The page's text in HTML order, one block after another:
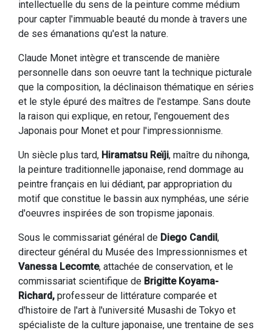
intellectuelle du sens de la peinture comme médium
pour capter l'immuable beauté du monde à travers une
de ses émanations qu'est la nature.
Claude Monet intègre et transcende de manière
personnelle dans son oeuvre tant la technique picturale
que la composition, la déclinaison thématique en séries
et le style épuré des maîtres de l'estampe. Sans doute
la raison qui explique, en retour, l'engouement des
Japonais pour Monet et pour l'impressionnisme.
Un siècle plus tard, Hiramatsu Reïji, maître du nihonga,
la peinture traditionnelle japonaise, rend dommage au
peintre français en lui dédiant, par appropriation du
motif que constitue le bassin aux nymphéas, une série
d'oeuvres inspirées de son tropisme japonais.
Sous le commissariat général de Diego Candil,
directeur général du Musée des Impressionnismes et
Vanessa Lecomte, attachée de conservation, et le
commissariat scientifique de Brigitte Koyama-
Richard, professeur de littérature comparée et
d'histoire de l'art à l'université Musashi de Tokyo et
spécialiste de la culture japonaise, une trentaine de ses